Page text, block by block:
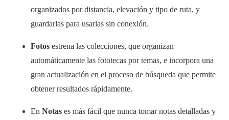
organizados por distancia, elevación y tipo de ruta, y
guardarlas para usarlas sin conexión.
Fotos estrena las colecciones, que organizan
automáticamente las fototecas por temas, e incorpora una
gran actualización en el proceso de búsqueda que permite
obtener resultados rápidamente.
En Notas es más fácil que nunca tomar notas detalladas y